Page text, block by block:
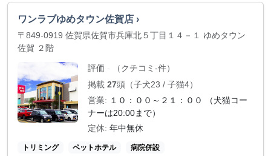
ワンラブゆめタウン佐賀店 ›
〒849-0919 佐賀県佐賀市兵庫北５丁目１４－１ ゆめタウン
佐賀 ２階
評価 -
（クチコミ-件）
掲載 27頭（子犬23 / 子猫4）
営業: １０：００～２１：００ （犬猫コー
ナーは20:00まで）
定休: 年中無休
トリミング ペットホテル 病院併設